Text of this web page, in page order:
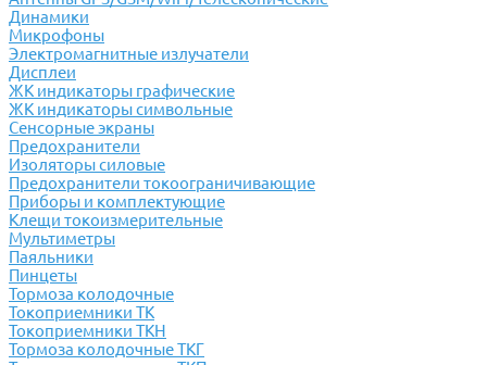
Динамики
Микрофоны
Электромагнитные излучатели
Дисплеи
ЖК индикаторы графические
ЖК индикаторы символьные
Сенсорные экраны
Предохранители
Изоляторы силовые
Предохранители токоограничивающие
Приборы и комплектующие
Клещи токоизмерительные
Мультиметры
Паяльники
Пинцеты
Тормоза колодочные
Токоприемники ТК
Токоприемники ТКН
Тормоза колодочные ТКГ